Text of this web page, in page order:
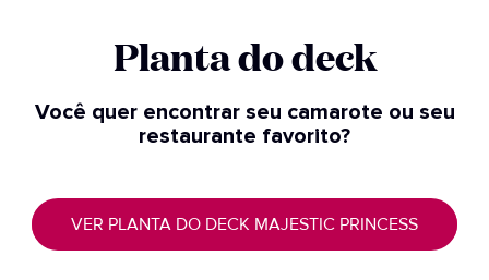
Planta do deck
Você quer encontrar seu camarote ou seu
restaurante favorito?
VER PLANTA DO DECK MAJESTIC PRINCESS